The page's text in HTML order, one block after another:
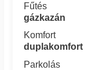
Fűtés
gázkazán
Komfort
duplakomfort
Parkolás